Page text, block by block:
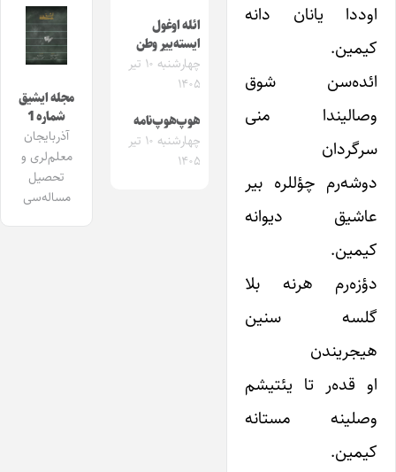
اوددا یانان دانه
کیمین.
ائده‌سن شوق
وصالیندا منی
سرگردان
دوشه‌رم چؤللره بیر
عاشیق دیوانه
کیمین.
دؤزه‌رم هرنه بلا
گلسه سنین
هیجریندن
او قده‌ر تا یئتیشم
وصلینه مستانه
کیمین.
ائله اوغول
ایسته‌ییر وطن
چهارشنبه ۱۰ تیر
۱۴۰۵
هوپ‌هوپ‌نامه
چهارشنبه ۱۰ تیر
۱۴۰۵
مجله ایشیق
شماره 1
آذربایجان
معلم‌لری و
تحصیل
مساله‌سی